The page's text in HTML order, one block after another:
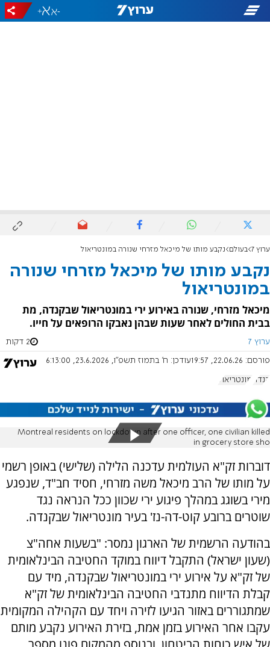
-
+
ערוץ 7 בעולם נקבע מותו של מיכאל מזרחי שנורה במונטריאול
נקבע מותו של מיכאל מזרחי שנורה
במונטריאול
מיכאל מזרחי, שנורה באירוע ירי במונטריאול שבקנדה, מת
בבית החולים לאחר שעות שבהן נאבקו הרופאים על חייו.
ערוץ 7 2 דקות
פורסם: 22.06.26, 19:57 עודכן: ח' בתמוז תשפ"ו, 23.6.2026, 6:13:00
קנדה מונטריאול
Montreal residents on lockdown after one officer, one civilian killed
in grocery store sho
דוברות זק"א העולמית עדכנה הלילה (שלישי) באופן רשמי
על מותו של הרב מיכאל משה מזרחי, חסיד חב"ד, שנפגע
מירי בשוגג במהלך פיגוע ירי שכוון ככל הנראה נגד
שוטרים ברובע קוט-דה-נז' בעיר מונטריאול שבקנדה.
בהודעה הרשמית של הארגון נמסר: "בשעות אחה"צ
(שעון ישראל) התקבל דיווח במוקד החטיבה הבינלאומית
של זק"א על אירוע ירי במונטריאול שבקנדה, מיד עם
קבלת הדיווח מתנדבי החטיבה הבינלאומית של זק"א
שמתגוררים באזור הגיעו לזירה ויחד עם הקהילה המקומית
עקבו אחר האירוע בזמן אמת, בזירת האירוע נקבע מותם